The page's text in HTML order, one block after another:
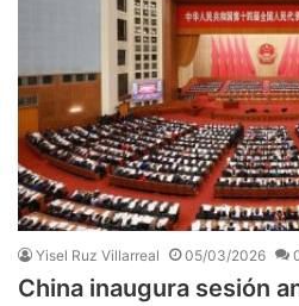
Yisel Ruz Villarreal 05/03/2026
China inaugura sesión